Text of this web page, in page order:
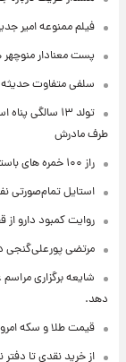
فیلم ممنوعه امیر
پست معنادار منوچهر
سلفی متفاوت حدیثه
تولد ۱۳ سالگی
طرف مادرش
راز ۱۰۰ خمره های باستانی در دل یک کشتی باستانی فاش شد + فیلم
استایل تمام‌صورتی
روایت کمبود دارو از
مرتضی پورعلی‌گنجی
شایعه برگزاری مراسم
دهد.
قیمت طلا و سکه امروز دوشنبه ۱۹
از خرید نقدی تا دفتر